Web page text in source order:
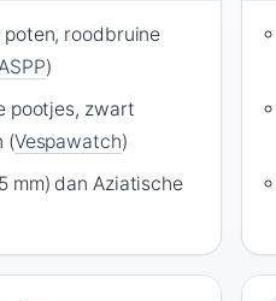
poten, roodbruine
)
pootjes, zwart
(Vespawatch)
mm) dan Aziatische